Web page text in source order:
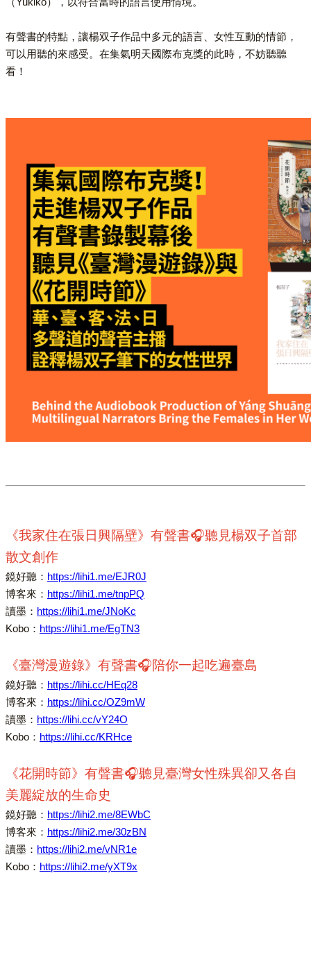
有聲書的特點，讓楊双子作品中多元的語言、女性互動的情節，
可以用聽的來感受。在集氣明天國際布克獎的此時，不妨聽聽
看！
《我家住在張日興隔壁》有聲書🎧聽見楊双子首部
散文創作
鏡好聽： https://lihi1.me/EJR0J
博客來： https://lihi1.me/tnpPQ
讀墨： https://lihi1.me/JNoKc
Kobo： https://lihi1.me/EgTN3
《臺灣漫遊錄》有聲書🎧陪你一起吃遍臺島
鏡好聽： https://lihi.cc/HEq28
博客來： https://lihi.cc/OZ9mW
讀墨： https://lihi.cc/vY24O
Kobo： https://lihi.cc/KRHce
《花開時節》有聲書🎧聽見臺灣女性殊異卻又各自
美麗綻放的生命史
鏡好聽： https://lihi2.me/8EWbC
博客來： https://lihi2.me/30zBN
讀墨： https://lihi2.me/vNR1e
Kobo： https://lihi2.me/yXT9x